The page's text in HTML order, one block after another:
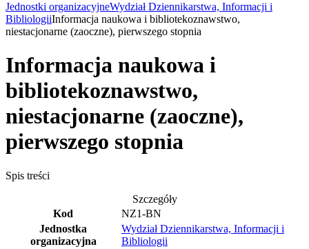
Jednostki organizacyjneWydział Dziennikarstwa, Informacji i
BibliologiiInformacja naukowa i bibliotekoznawstwo,
niestacjonarne (zaoczne), pierwszego stopnia
Informacja naukowa i
bibliotekoznawstwo,
niestacjonarne (zaoczne),
pierwszego stopnia
Spis treści
Szczegóły
Kod
NZ1-BN
Jednostka
organizacyjna
Wydział Dziennikarstwa, Informacji i
Bibliologii